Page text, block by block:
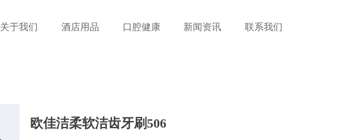
关于我们 酒店用品 口腔健康 新闻资讯 联系我们
欧佳洁柔软洁齿牙刷506